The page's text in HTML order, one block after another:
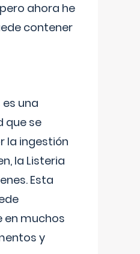
ahora he
contener
una
que se
la ingestión
la Listeria
Esta
en muchos
y